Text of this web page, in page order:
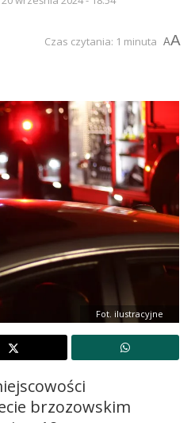
Czas czytania: 1 minuta AA
Fot. ilustracyjne
brzozowskim